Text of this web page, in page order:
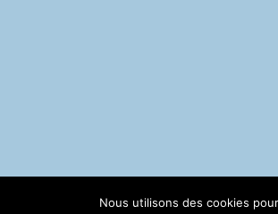
©Catherine Montillot
Nous utilisons des cookies